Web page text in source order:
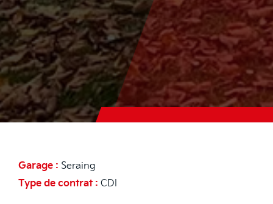
Description de l'offre
Garage : Seraing
Type de contrat : CDI